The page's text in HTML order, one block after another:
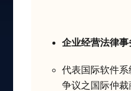
企业经营法律
代表国际软件
争议之国际仲